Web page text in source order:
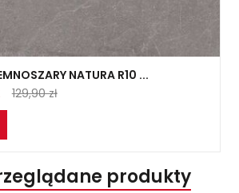
NATURA R10 ...
129,90 zł
produkty